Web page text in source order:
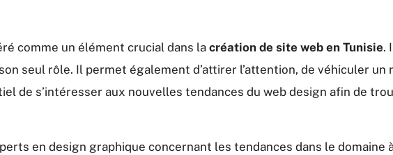
comme un élément crucial dans la création de site web en Tunisie.
seul rôle. Il permet également d’attirer l’attention, de véhiculer
de s’intéresser aux nouvelles tendances du web design afin de
en design graphique concernant les tendances dans le domaine